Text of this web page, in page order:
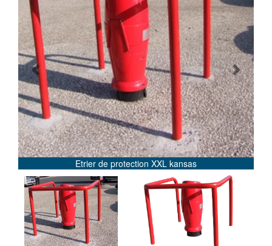
Etrier de protection XXL kansas
Previous Next